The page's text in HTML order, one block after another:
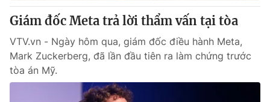
Giám đốc Meta trả lời thẩm vấn tại tòa
VTV.vn - Ngày hôm qua, giám đốc điều hành Meta,
Mark Zuckerberg, đã lần đầu tiên ra làm chứng trước
tòa án Mỹ.